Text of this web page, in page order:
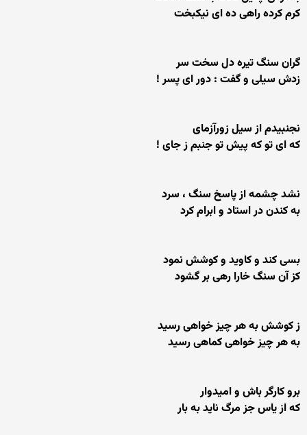
كرم كرده راهی ده ای نیكبخت
گران سنگ تیره دل سخت سر
زدش سیلی و گفت : دور ای پسر !
نجنبیدم از سیل زورآزمای
كه ای تو كه پیش تو جنبم ز جای !
نشد چشمه از پاسخ سنگ ، سرد
به كندن در استاد و ابرام كرد
بسی كند و كاوید و كوشش نمود
كز آن سنگ خارا رهی بر گشود
ز كوشش به هر چیز خواهی رسید
به هر چیز خواهی كماهی رسید
برو كارگر باش و امیدوار
كه از یاس جز مرگ ناید به بار